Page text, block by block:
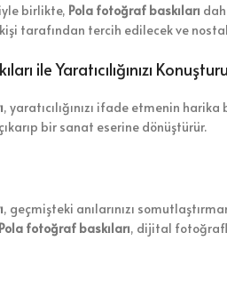
birlikte, Pola fotoğraf baskıları
tarafından tercih edilecek ve
ile Yaratıcılığınızı
, yaratıcılığınızı ifade etmenin
bir sanat eserine dönüştürür.
, geçmişteki anılarınızı
Pola fotoğraf baskıları, dijital